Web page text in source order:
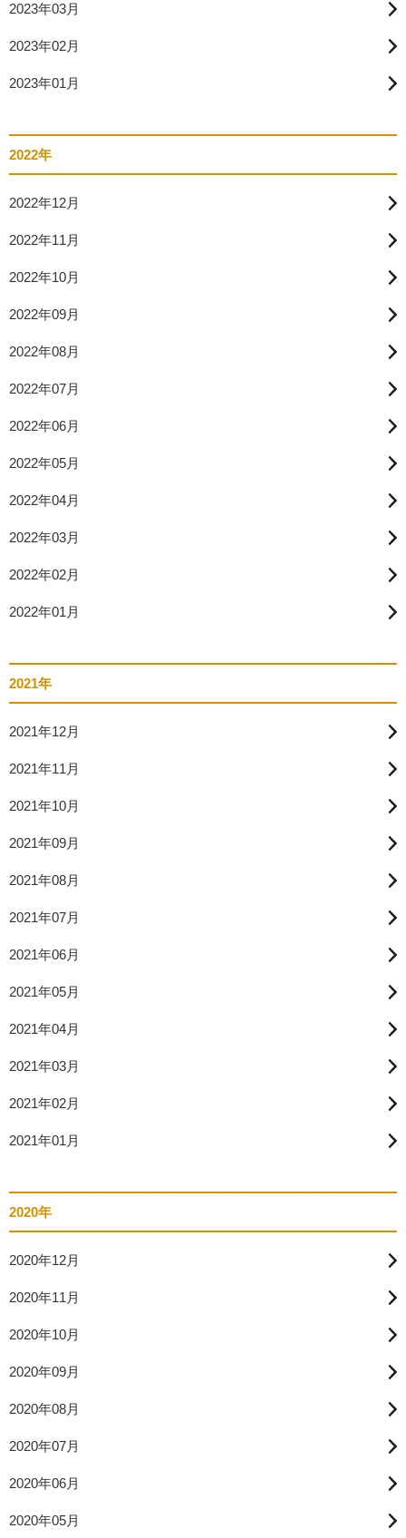
2023年03月
2023年02月
2023年01月
2022年
2022年12月
2022年11月
2022年10月
2022年09月
2022年08月
2022年07月
2022年06月
2022年05月
2022年04月
2022年03月
2022年02月
2022年01月
2021年
2021年12月
2021年11月
2021年10月
2021年09月
2021年08月
2021年07月
2021年06月
2021年05月
2021年04月
2021年03月
2021年02月
2021年01月
2020年
2020年12月
2020年11月
2020年10月
2020年09月
2020年08月
2020年07月
2020年06月
2020年05月